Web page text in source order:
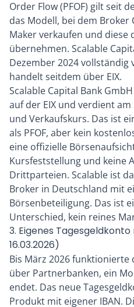
Order Flow (PFOF) gilt seit
das Modell, bei dem Broker
Maker verkaufen und diese
übernehmen. Scalable
Dezember 2024 vollständig
handelt seitdem über EIX.
Scalable Capital Bank
auf der EIX und verdient
und Verkaufskurs. Das ist
als PFOF, aber kein
eine offizielle
Kursfeststellung und keine
Drittparteien. Scalable ist
Broker in Deutschland mit
Börsenbeteiligung. Das ist
Unterschied, kein reines
3. Eigenes Tagesgeldkonto
16.03.2026)
Bis März 2026
über Partnerbanken, ein
endet. Das neue
Produkt mit eigener IBAN.